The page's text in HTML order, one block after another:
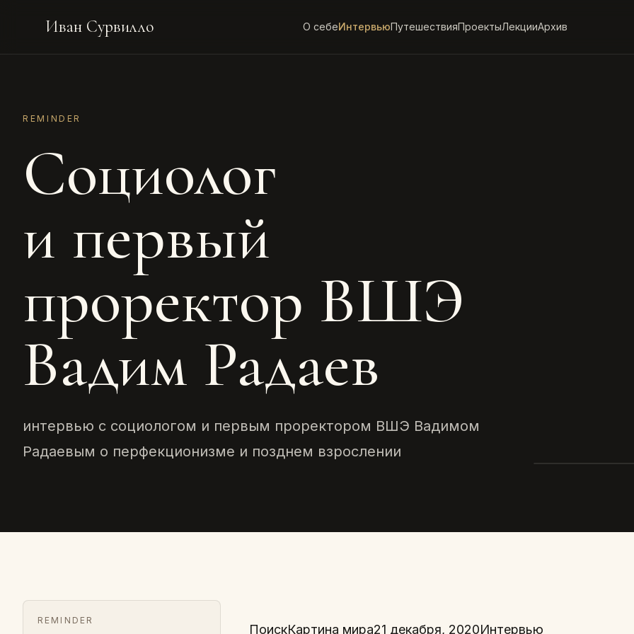
Иван Сурвилло О себеИнтервьюПутешествияПроектыЛекцииАрхив
REMINDER
Социолог
и первый
проректор ВШЭ
Вадим Радаев
интервью с социологом и первым проректором ВШЭ Вадимом
Радаевым о перфекционизме и позднем взрослении
Вадим
REMINDER
ПоискКартина мира21 декабря, 2020Интервью